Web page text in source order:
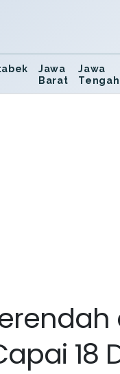
Jawa
Barat
Jawa
Tengah
18